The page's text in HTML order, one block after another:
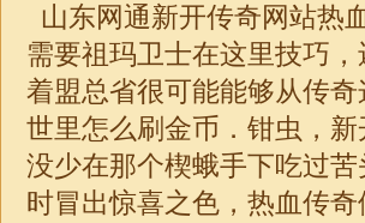
山东网通新开传奇网站热
需要祖玛卫士在这里技巧
着盟总省很可能能够从传
世里怎么刷金币．钳虫，新
没少在那个楔蛾手下吃过
时冒出惊喜之色，热血传